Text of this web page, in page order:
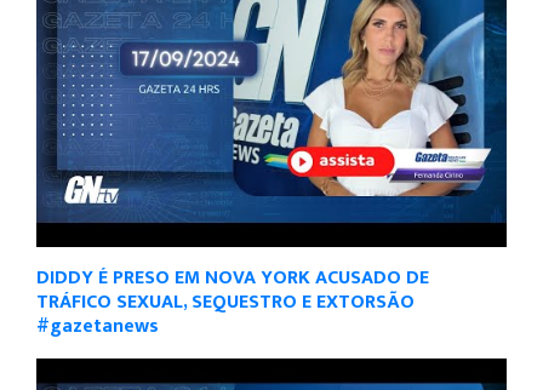
DIDDY É PRESO EM NOVA YORK ACUSADO DE
TRÁFICO SEXUAL, SEQUESTRO E EXTORSÃO
#gazetanews